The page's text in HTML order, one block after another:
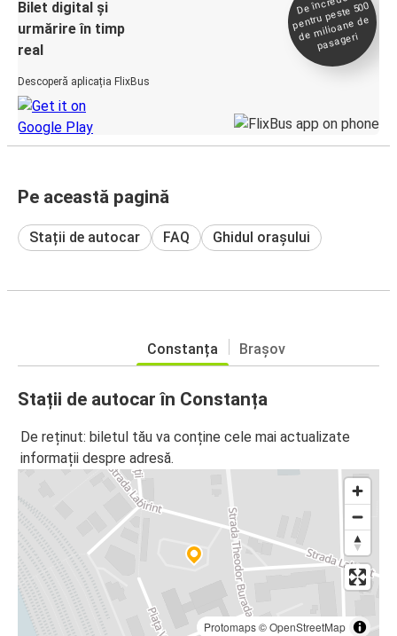
Bilet digital și
urmărire în timp
real
Descoperă aplicația FlixBus
pentru peste 500
milioane de
pasageri
Pe această pagină
Stații de autocar FAQ Ghidul orașului
Constanța Brașov
Stații de autocar în Constanța
De reținut: biletul tău va conține cele mai actualizate
informații despre adresă.
Protomaps©OpenStreetMap